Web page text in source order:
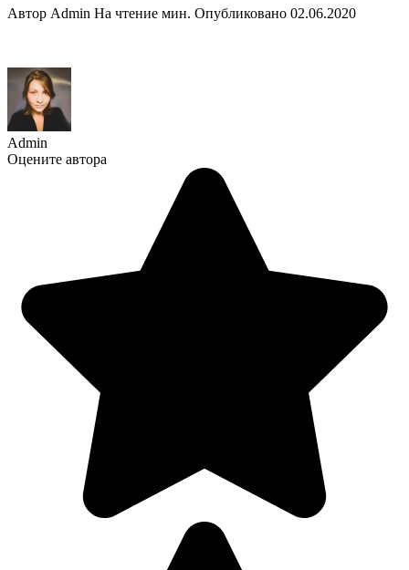
Автор Admin На чтение мин. Опубликовано 02.06.2020
Admin
Оцените автора